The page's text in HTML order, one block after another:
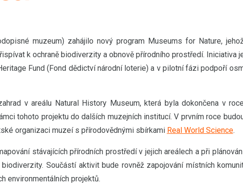
muzeum) zahájilo nový program Museums for Nature,
k ochraně biodiverzity a obnově přírodního prostředí. Iniciativa
Fund (Fond dědictví národní loterie) a v pilotní fázi podpoří
v areálu Natural History Museum, která byla dokončena v roce
tohoto projektu do dalších muzejních institucí. V prvním roce
organizaci muzeí s přírodovědnými sbírkami Real World Science.
stávajících přírodních prostředí v jejich areálech a při
Součástí aktivit bude rovněž zapojování místních
environmentálních projektů.